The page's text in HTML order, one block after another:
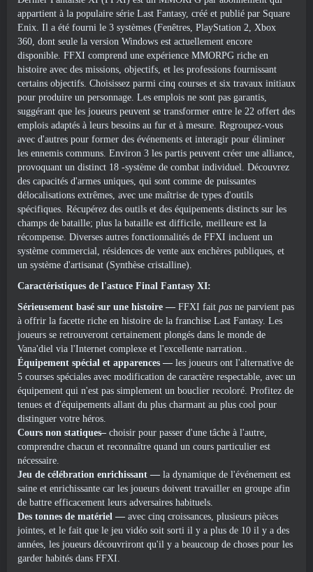
appartient à la populaire série Last Fantasy, créé et publié par Square
Enix. Il a été fourni le 3 systèmes (Fenêtres, PlayStation 2, Xbox
360, dont seule la version Windows est actuellement encore
disponible. FFXI comprend une expérience MMORPG riche en
histoire avec des missions, objectifs, et les professions fournissant
certains objectifs. Choisissez parmi cinq courses et six travaux initiaux
pour produire un personnage. Les emplois ne sont pas garantis,
suggérant que les joueurs peuvent se transformer entre le 22 offert des
emplois adaptés à leurs besoins au fur et à mesure. Regroupez-vous
avec d'autres pour former des événements et interagir pour éliminer
les ennemis communs. Environ 3 les partis peuvent créer une alliance,
provoquant un distinct 18 -système de combat individuel. Découvrez
des capacités d'armes uniques, qui sont comme de puissantes
délocalisations extrêmes, avec une maîtrise de types d'outils
spécifiques. Récupérez des outils et des équipements distincts sur les
champs de bataille; plus la bataille est difficile, meilleure est la
récompense. Diverses autres fonctionnalités de FFXI incluent un
système commercial, résidences de vente aux enchères publiques, et
un système d'artisanat (Synthèse cristalline).
Caractéristiques de l'astuce Final Fantasy XI:
Sérieusement basé sur une histoire — FFXI fait pas ne parvient pas
à offrir la facette riche en histoire de la franchise Last Fantasy. Les
joueurs se retrouveront certainement plongés dans le monde de
Vana'diel via l'Internet complexe et l'excellente narration..
Équipement spécial et apparences — les joueurs ont l'alternative de
5 courses spéciales avec modification de caractère respectable, avec un
équipement qui n'est pas simplement un bouclier recoloré. Profitez de
tenues et d'équipements allant du plus charmant au plus cool pour
distinguer votre héros.
Cours non statiques– choisir pour passer d'une tâche à l'autre,
comprendre chacun et reconnaître quand un cours particulier est
nécessaire.
Jeu de célébration enrichissant — la dynamique de l'événement est
saine et enrichissante car les joueurs doivent travailler en groupe afin
de battre efficacement leurs adversaires habituels.
Des tonnes de matériel — avec cinq croissances, plusieurs pièces
jointes, et le fait que le jeu vidéo soit sorti il ​​y a plus de 10 il y a des
années, les joueurs découvriront qu'il y a beaucoup de choses pour les
garder habités dans FFXI.